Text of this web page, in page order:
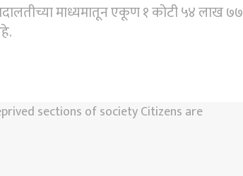
माध्यमातून एकूण १ कोटी ५४ लाख ७७